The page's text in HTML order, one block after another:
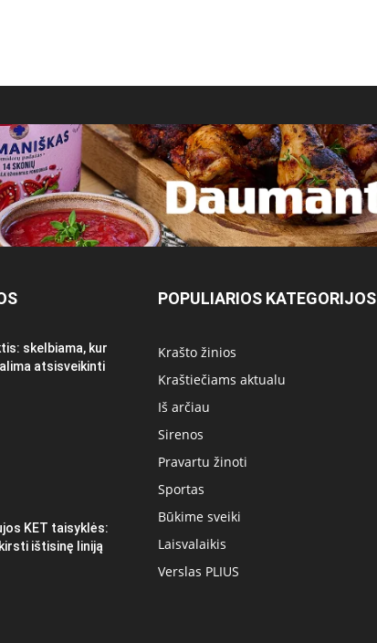
skelbiama, kur
atsisveikinti
KET taisyklės:
ištisinę liniją
POPULIARIOS KATEGORIJOS
Krašto žinios
Kraštiečiams aktualu
Iš arčiau
Sirenos
Pravartu žinoti
Sportas
Būkime sveiki
Laisvalaikis
Verslas PLIUS